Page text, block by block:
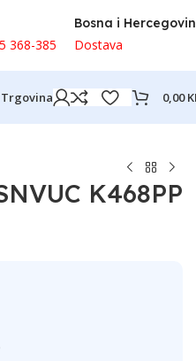
368-385
Bosna i
Dostava
Trgovina 0,00
K468PP